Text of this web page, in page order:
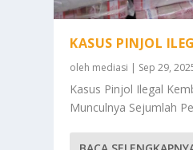
KASUS PINJOL
oleh mediasi | Sep 29,
Kasus Pinjol Ilegal
Munculnya Sejumlah